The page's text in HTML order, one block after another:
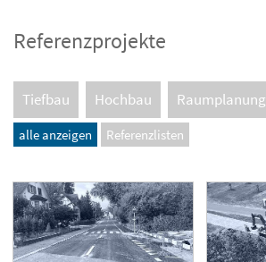
Referenzprojekte
Tiefbau Hochbau Raumplanung
alle anzeigen Referenzlisten